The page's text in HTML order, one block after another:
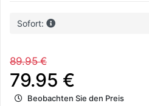
Sofort:
89.95 €
79.95 €
Beobachten Sie den Preis